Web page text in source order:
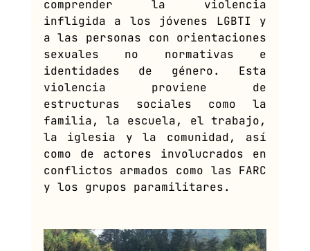
comprender la violencia
infligida a los jóvenes LGBTI y
a las personas con orientaciones
sexuales no normativas e
identidades de género. Esta
violencia proviene de
estructuras sociales como la
familia, la escuela, el trabajo,
la iglesia y la comunidad, así
como de actores involucrados en
conflictos armados como las FARC
y los grupos paramilitares.